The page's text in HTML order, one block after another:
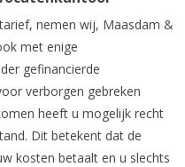
nemen wij, Maasdam &
met enige
gefinancierde
verborgen gebreken
heeft u mogelijk recht
Dit betekent dat de
kosten betaalt en u slechts